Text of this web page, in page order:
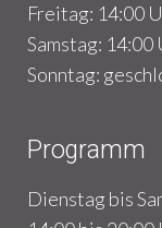
Freitag: 14:00
Samstag:
Sonntag:
Programm
Dienstag bis